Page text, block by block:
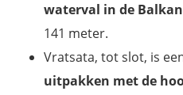
waterval in de Balkan
141 meter.
Vratsata, tot slot, is
uitpakken met de